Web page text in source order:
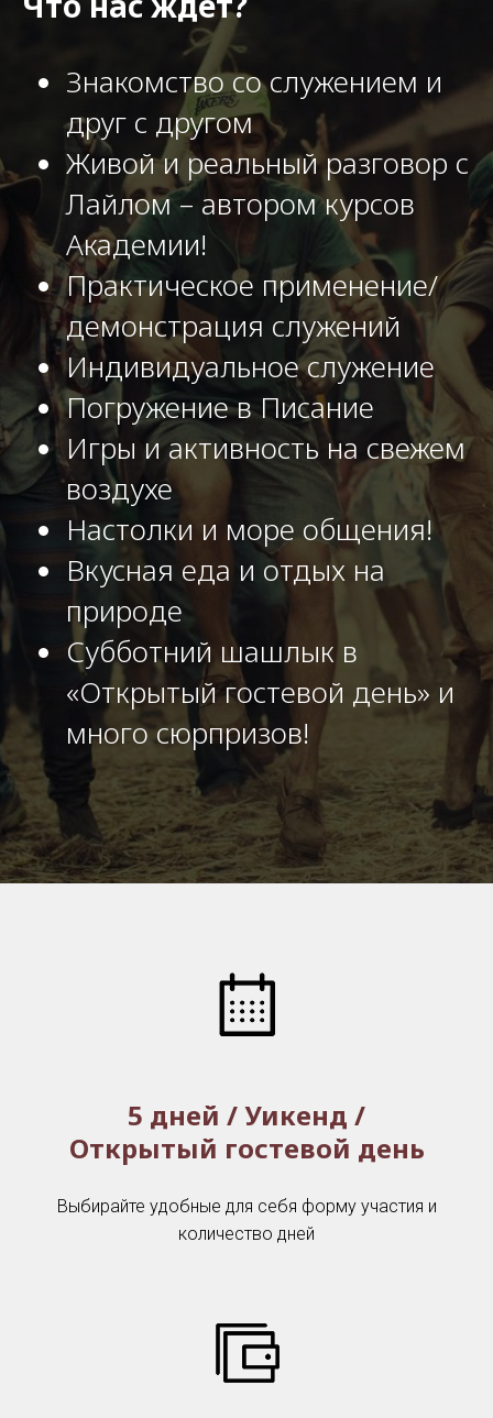
Знакомство со служением и
друг с другом
Живой и реальный разговор с
Лайлом – автором курсов
Академии!
Практическое применение/
демонстрация служений
Индивидуальное служение
Погружение в Писание
Игры и активность на свежем
воздухе
Настолки и море общения!
Вкусная еда и отдых на
природе
Субботний шашлык в
«Открытый гостевой день» и
много сюрпризов!
5 дней / Уикенд /
Открытый гостевой день
Выбирайте удобные для себя форму участия и
количество дней